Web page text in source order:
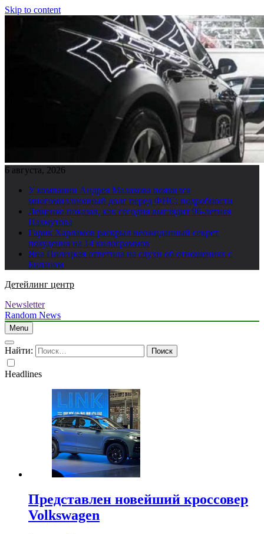
Skip to content
6 августа, 2026
У компании Андрея Малахова появился
многомиллионный долг перед ФНС: подробности
Лещенко показал, как сегодня выглядит 96-летняя
Пахмутова
Гарик Харламов раскрыл неожиданный секрет
похудения на 14 килограммов
Яна Пилецкая ответила на слухи об отношениях с
Биланом
Детейлинг центр
Newsletter
Random News
Menu
Найти:
Headlines
Представлен новейший кроссовер
Volkswagen